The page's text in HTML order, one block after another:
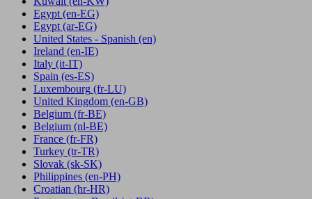
Egypt (en-EG)
Egypt (ar-EG)
United States - Spanish (en)
Ireland (en-IE)
Italy (it-IT)
Spain (es-ES)
Luxembourg (fr-LU)
United Kingdom (en-GB)
Belgium (fr-BE)
Belgium (nl-BE)
France (fr-FR)
Turkey (tr-TR)
Slovak (sk-SK)
Philippines (en-PH)
Croatian (hr-HR)